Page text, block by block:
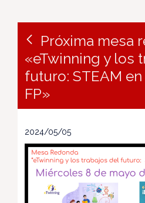
Próxima mesa
«eTwinning y los
futuro: STEAM
FP»
2024/05/05